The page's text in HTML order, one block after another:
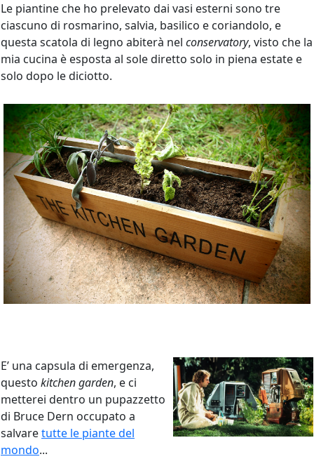
Le piantine che ho prelevato dai vasi esterni sono tre
ciascuno di rosmarino, salvia, basilico e coriandolo, e
questa scatola di legno abiterà nel conservatory, visto che la
mia cucina è esposta al sole diretto solo in piena estate e
solo dopo le diciotto.
E’ una capsula di emergenza,
questo kitchen garden, e ci
metterei dentro un pupazzetto
di Bruce Dern occupato a
salvaretutte le piante del
mondo...